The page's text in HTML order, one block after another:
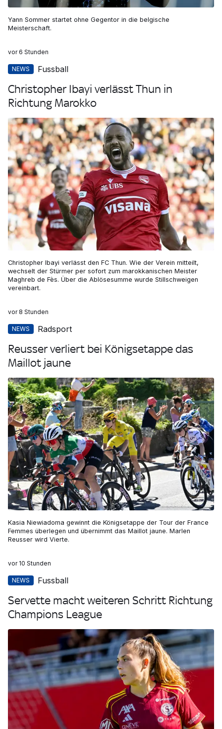
Yann Sommer startet ohne Gegentor in die belgische
Meisterschaft.
vor 6 Stunden
NEWS Fussball
Christopher Ibayi verlässt Thun in
Richtung Marokko
Christopher Ibayi verlässt den FC Thun. Wie der Verein mitteilt,
wechselt der Stürmer per sofort zum marokkanischen Meister
Maghreb de Fès. Über die Ablösesumme wurde Stillschweigen
vereinbart.
vor 8 Stunden
NEWS Radsport
Reusser verliert bei Königsetappe das
Maillot jaune
Kasia Niewiadoma gewinnt die Königsetappe der Tour der France
Femmes überlegen und übernimmt das Maillot jaune. Marlen
Reusser wird Vierte.
vor 10 Stunden
NEWS Fussball
Servette macht weiteren Schritt Richtung
Champions League